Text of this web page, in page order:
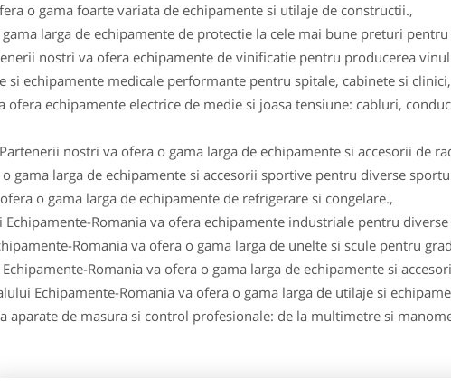
o gama foarte variata de echipamente si utilaje de constructii.,
larga de echipamente de protectie la cele mai bune preturi
nostri va ofera echipamente de vinificatie pentru producerea
si echipamente medicale performante pentru spitale, cabinete si
ofera echipamente electrice de medie si joasa tensiune: cabluri,
nostri va ofera o gama larga de echipamente si accesorii de
gama larga de echipamente si accesorii sportive pentru diverse
o gama larga de echipamente de refrigerare si congelare.,
Romania va ofera echipamente industriale pentru
Romania va ofera o gama larga de unelte si scule pentru
Romania va ofera o gama larga de echipamente si
Echipamente-Romania va ofera o gama larga de utilaje si
aparate de masura si control profesionale: de la multimetre si